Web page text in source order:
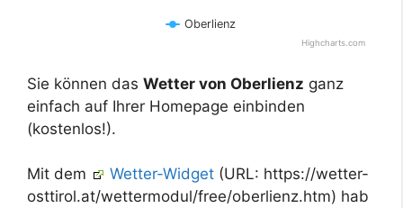
Oberlienz
Highcharts.com
Sie können das Wetter von Oberlienz ganz
einfach auf Ihrer Homepage einbinden
(kostenlos!).
Mit dem Wetter-Widget (URL: https://wetter-
osttirol.at/wettermodul/free/oberlienz.htm) hab